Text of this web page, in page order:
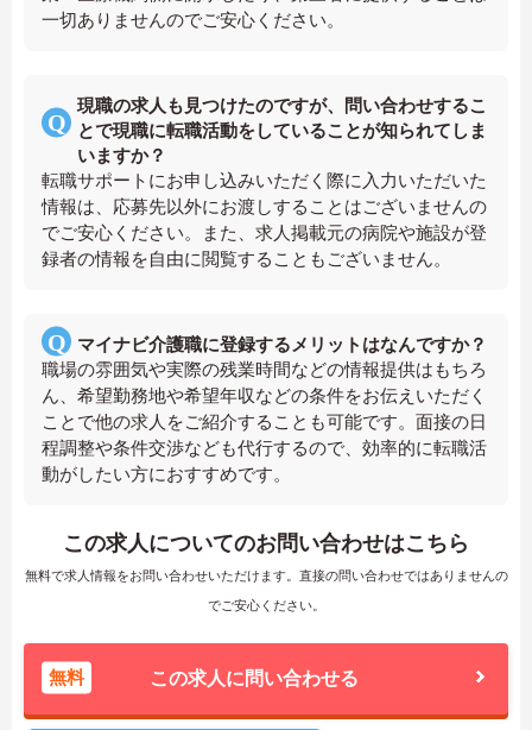
一切ありませんのでご安心ください。
現職の求人も見つけたのですが、問い合わせするこ
とで現職に転職活動をしていることが知られてしま
いますか？
転職サポートにお申し込みいただく際に入力いただいた
情報は、応募先以外にお渡しすることはございませんの
でご安心ください。また、求人掲載元の病院や施設が登
録者の情報を自由に閲覧することもございません。
マイナビ介護職に登録するメリットはなんですか？
職場の雰囲気や実際の残業時間などの情報提供はもちろ
ん、希望勤務地や希望年収などの条件をお伝えいただく
ことで他の求人をご紹介することも可能です。面接の日
程調整や条件交渉なども代行するので、効率的に転職活
動がしたい方におすすめです。
この求人についてのお問い合わせはこちら
無料で求人情報をお問い合わせいただけます。直接の問い合わせではありませんの
でご安心ください。
無料 この求人に問い合わせる